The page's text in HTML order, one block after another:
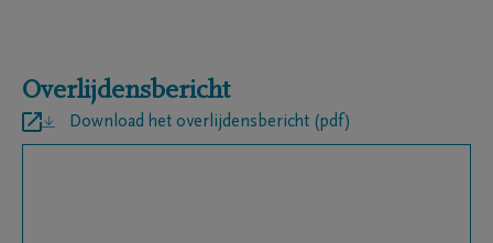
Overlijdensbericht
Download het overlijdensbericht (pdf)